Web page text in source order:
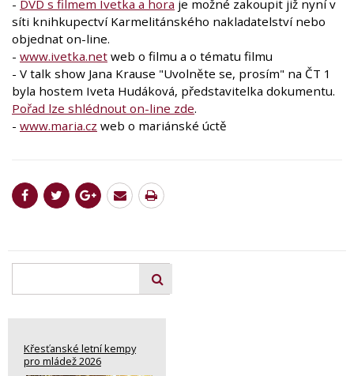
- DVD s filmem Ivetka a hora je možné zakoupit již nyní v
síti knihkupectví Karmelitánského nakladatelství nebo
objednat on-line.
- www.ivetka.net web o filmu a o tématu filmu
- V talk show Jana Krause "Uvolněte se, prosím" na ČT 1
byla hostem Iveta Hudáková, představitelka dokumentu.
Pořad lze shlédnout on-line zde.
- www.maria.cz web o mariánské úctě
Křesťanské letní kempy
pro mládež 2026